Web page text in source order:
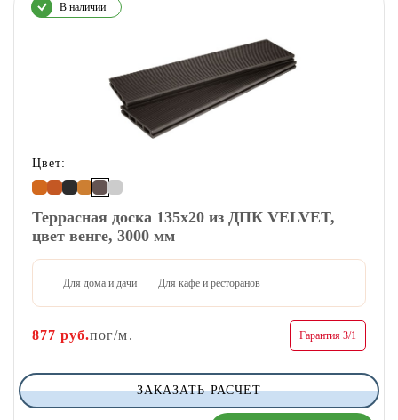
В наличии
Цвет:
Террасная доска 135х20 из ДПК VELVET,
цвет венге, 3000 мм
Для дома и дачи Для кафе и ресторанов
877 руб.пог/м. Гарантия 3/1
ЗАКАЗАТЬ РАСЧЕТ